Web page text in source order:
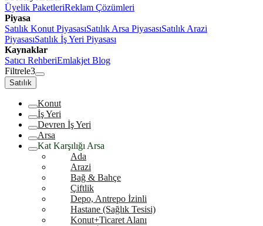
Üyelik PaketleriReklam Çözümleri
Piyasa
Satılık Konut PiyasasıSatılık Arsa PiyasasıSatılık Arazi
PiyasasıSatılık İş Yeri Piyasası
Kaynaklar
Satıcı RehberiEmlakjet Blog
Filtrele3
Satılık
Konut
İş Yeri
Devren İş Yeri
Arsa
Kat Karşılığı Arsa
Ada
Arazi
Bağ & Bahçe
Çiftlik
Depo, Antrepo İzinli
Hastane (Sağlık Tesisi)
Konut+Ticaret Alanı